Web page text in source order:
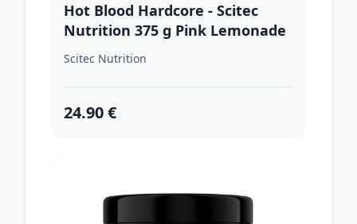
Hot Blood Hardcore - Scitec
Nutrition 375 g Pink Lemonade
Scitec Nutrition
24.90 €